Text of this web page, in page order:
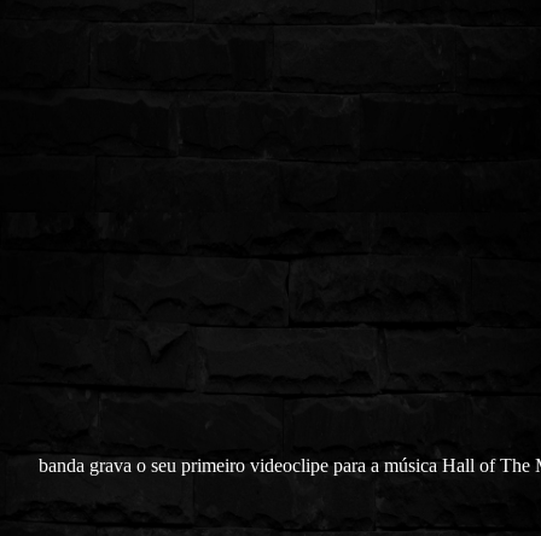
banda grava o seu primeiro videoclipe para a música Hall of The